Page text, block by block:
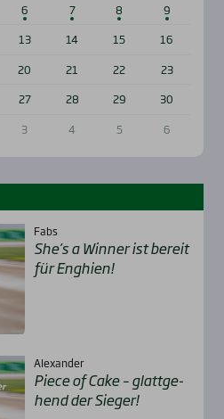
6 7 8
9
13 14 15
16
20 21 22
23
27 28 29
30
3 4 5 6
Fabs
She’s a Win­ner ist bereit
für Eng­hien!
Alexander
Pie­ce of Cake – glatt­ge­
hend der Sie­ger!